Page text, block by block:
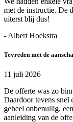
met de instructie. De
uiterst blij dus!
- Albert Hoekstra
Tevreden met de
11 juli 2026
De offerte was zo
Daardoor tevens snel
geheel onbenullig,
aanleiding van de